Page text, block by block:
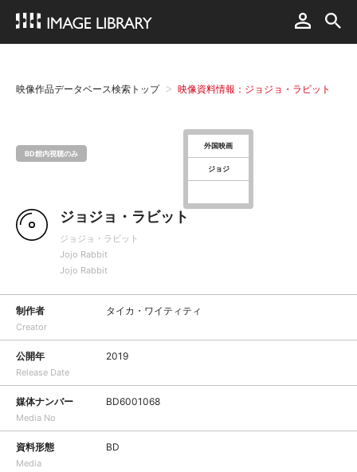
映像作品データベース検索トップ 映像資料情報：ジョジョ・ラビット
BD館内視聴のみ
外国映画
ジョジ
ジョジョ・ラビット
ジョジョ・ラビット
Jojo Rabbit
Jojo Rabbit
制作者
Creator
タイカ・ワイティティ
公開年
Release Date
2019
媒体ナンバー
Media No
BD6001068
資料形態
Media
BD